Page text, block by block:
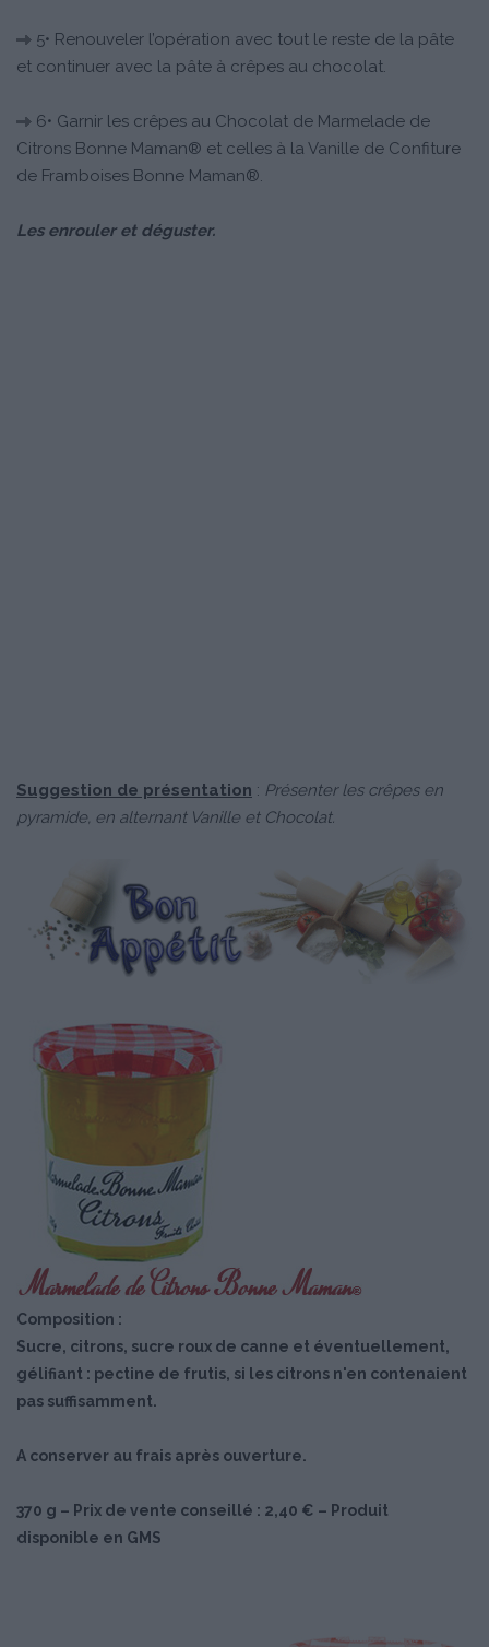
5• Renouveler l’opération avec tout le reste de la pâte
et continuer avec la pâte à crêpes au chocolat.
6• Garnir les crêpes au Chocolat de Marmelade de
Citrons Bonne Maman® et celles à la Vanille de Confiture
de Framboises Bonne Maman®.
Les enrouler et déguster.
Suggestion de présentation : Présenter les crêpes en
pyramide, en alternant Vanille et Chocolat.
Composition :
Sucre, citrons, sucre roux de canne et éventuellement,
gélifiant : pectine de frutis, si les citrons n'en contenaient
pas suffisamment.
A conserver au frais après ouverture.
370 g – Prix de vente conseillé : 2,40 € – Produit
disponible en GMS